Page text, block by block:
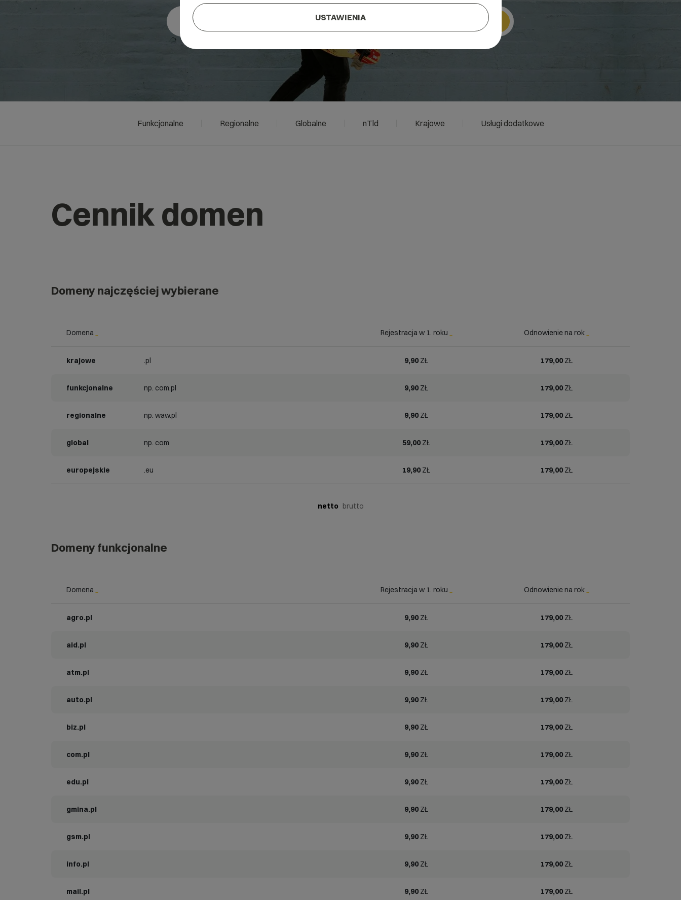
Szukaj
Funkcjonalne Regionalne Globalne nTld Krajowe Usługi dodatkowe
Cennik domen
Domeny najczęściej wybierane
Domena Rejestracja w 1. roku Odnowienie na rok
krajowe .pl 9,90 ZŁ 179,00 ZŁ
funkcjonalne np. com.pl 9,90 ZŁ 179,00 ZŁ
regionalne np. waw.pl 9,90 ZŁ 179,00 ZŁ
global np. com 59,00 ZŁ 179,00 ZŁ
europejskie .eu 19,90 ZŁ 179,00 ZŁ
netto brutto
Domeny funkcjonalne
Domena Rejestracja w 1. roku Odnowienie na rok
agro.pl 9,90 ZŁ 179,00 ZŁ
aid.pl 9,90 ZŁ 179,00 ZŁ
atm.pl 9,90 ZŁ 179,00 ZŁ
auto.pl 9,90 ZŁ 179,00 ZŁ
biz.pl 9,90 ZŁ 179,00 ZŁ
com.pl 9,90 ZŁ 179,00 ZŁ
edu.pl 9,90 ZŁ 179,00 ZŁ
gmina.pl 9,90 ZŁ 179,00 ZŁ
gsm.pl 9,90 ZŁ 179,00 ZŁ
info.pl 9,90 ZŁ 179,00 ZŁ
mail.pl 9,90 ZŁ 179,00 ZŁ
USTAWIENIA